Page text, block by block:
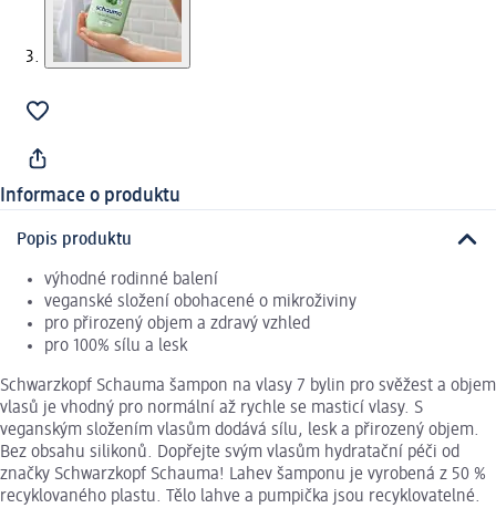
Informace o produktu
Popis produktu
výhodné rodinné balení
veganské složení obohacené o mikroživiny
pro přirozený objem a zdravý vzhled
pro 100% sílu a lesk
Schwarzkopf Schauma šampon na vlasy 7 bylin pro svěžest a objem
vlasů je vhodný pro normální až rychle se masticí vlasy. S
veganským složením vlasům dodává sílu, lesk a přirozený objem.
Bez obsahu silikonů. Dopřejte svým vlasům hydratační péči od
značky Schwarzkopf Schauma! Lahev šamponu je vyrobená z 50 %
recyklovaného plastu. Tělo lahve a pumpička jsou recyklovatelné.